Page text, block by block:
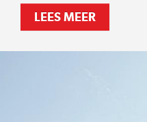
Steun ons
Contact
Vaktaal
LEES MEER